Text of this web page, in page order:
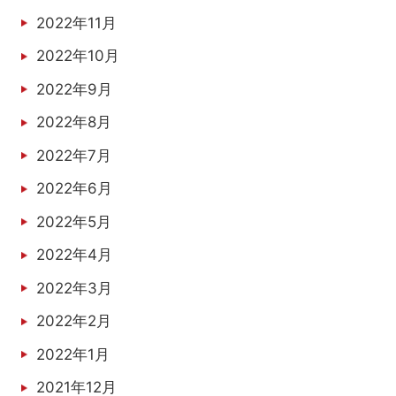
2022年11月
2022年10月
2022年9月
2022年8月
2022年7月
2022年6月
2022年5月
2022年4月
2022年3月
2022年2月
2022年1月
2021年12月